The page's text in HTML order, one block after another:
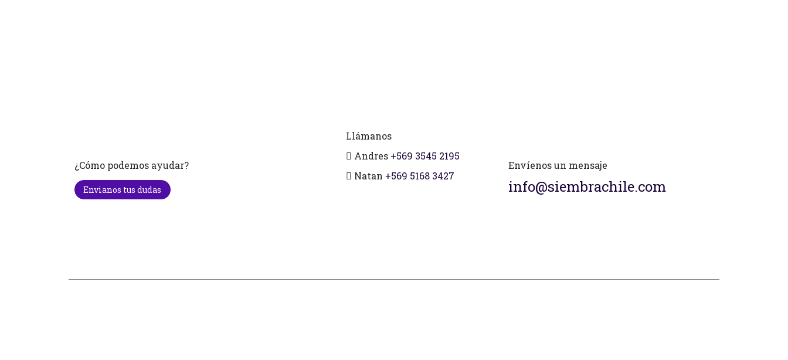
¿Cómo podemos ayudar?
Envianos tus dudas
Llámanos
Andres +569 3545 2195
Natan +569 5168 3427
Envíenos un mensaje
info@siembrachile.com